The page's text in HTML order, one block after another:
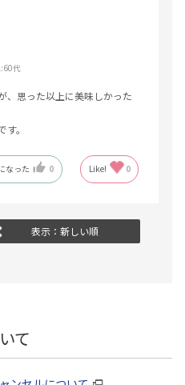
60代
、思った以上に美味しかった
。
なった 0 Like! 0
表示：新しい順
て